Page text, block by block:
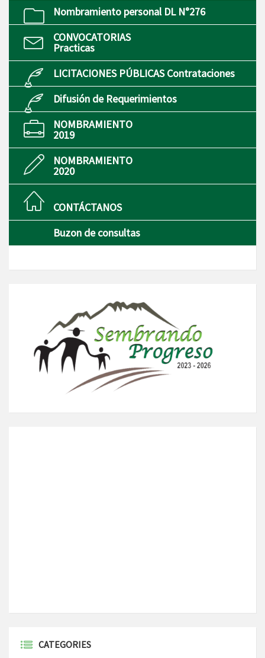
Nombramiento personal DL N°276
CONVOCATORIAS
Practicas
LICITACIONES PÚBLICAS Contrataciones
Difusión de Requerimientos
NOMBRAMIENTO
2019
NOMBRAMIENTO
2020
CONTÁCTANOS
Buzon de consultas
CATEGORIES